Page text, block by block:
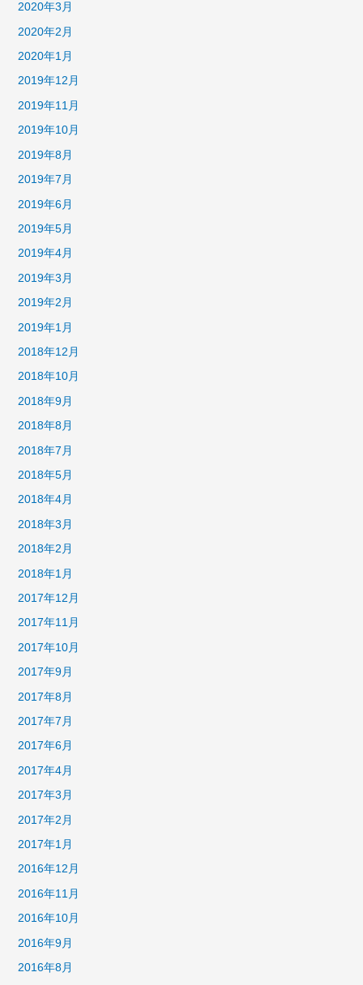
2020年3月
2020年2月
2020年1月
2019年12月
2019年11月
2019年10月
2019年8月
2019年7月
2019年6月
2019年5月
2019年4月
2019年3月
2019年2月
2019年1月
2018年12月
2018年10月
2018年9月
2018年8月
2018年7月
2018年5月
2018年4月
2018年3月
2018年2月
2018年1月
2017年12月
2017年11月
2017年10月
2017年9月
2017年8月
2017年7月
2017年6月
2017年4月
2017年3月
2017年2月
2017年1月
2016年12月
2016年11月
2016年10月
2016年9月
2016年8月